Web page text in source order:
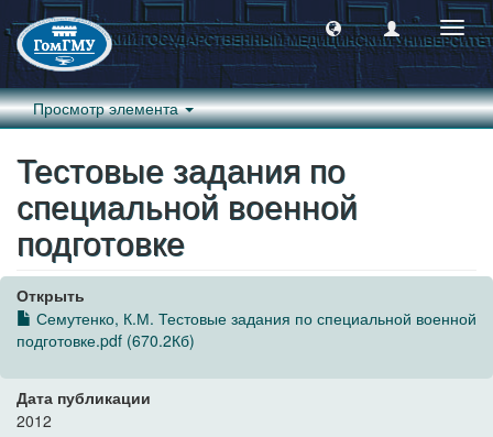
Просмотр элемента
Тестовые задания по
специальной военной
подготовке
Открыть
Семутенко, К.М. Тестовые задания по специальной военной
подготовке.pdf (670.2Кб)
Дата публикации
2012